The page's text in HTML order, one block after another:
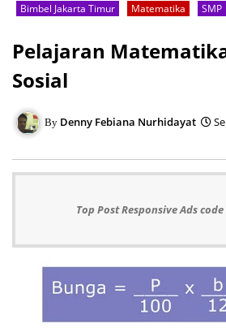
Bimbel Jakarta Timur Matematika SMP
Pelajaran
Sosial
Denny Febiana Nurhidayat
Top Post Responsive Ads